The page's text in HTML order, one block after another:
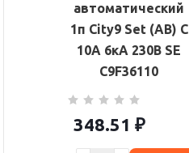
автоматический
1п City9 Set (АВ) C
10А 6кА 230В SE
C9F36110
348.51 ₽